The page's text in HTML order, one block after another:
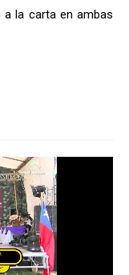
a la carta en ambas